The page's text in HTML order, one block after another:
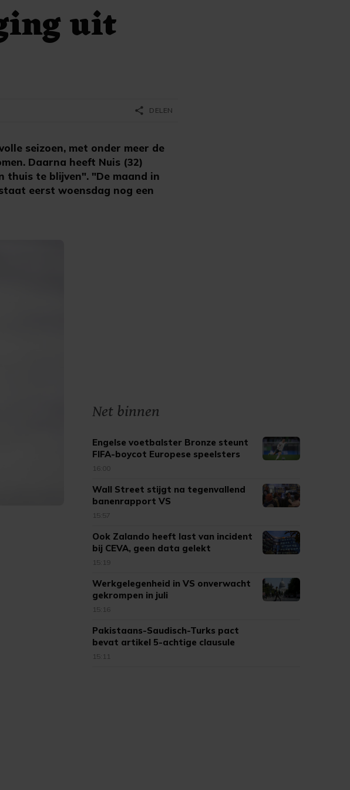
uit
seizoen, met onder meer de
Daarna heeft Nuis (32)
thuis te blijven". "De maand in
eerst woensdag nog een
share DELEN
Net binnen
Engelse voetbalster Bronze steunt
FIFA-boycot Europese speelsters
16:00
Wall Street stijgt na tegenvallend
banenrapport VS
15:57
Ook Zalando heeft last van incident
bij CEVA, geen data gelekt
15:19
Werkgelegenheid in VS onverwacht
gekrompen in juli
15:16
Pakistaans-Saudisch-Turks pact
bevat artikel 5-achtige clausule
15:11